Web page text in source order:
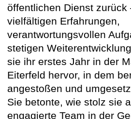
öffentlichen Dienst zurück
vielfältigen Erfahrungen,
verantwortungsvollen
stetigen
sie ihr erstes Jahr in der
Eiterfeld hervor, in dem
angestoßen und
Sie betonte, wie stolz sie
engagierte Team in der